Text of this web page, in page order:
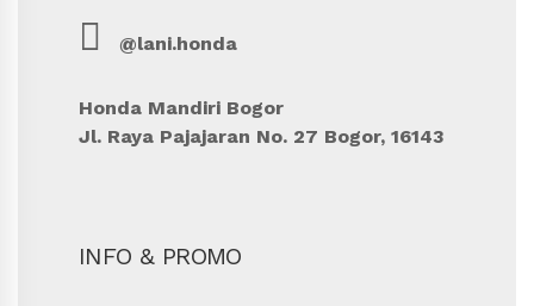
@lani.honda
Honda Mandiri Bogor
Jl. Raya Pajajaran No. 27 Bogor, 16143
INFO & PROMO